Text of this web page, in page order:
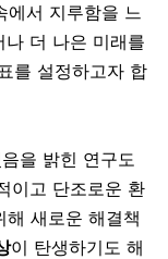
에서 지루함을 느
더 나은 미래를
를 설정하고자 합
을 밝힌 연구도
이고 단조로운 환
새로운 해결책
이 탄생하기도 해